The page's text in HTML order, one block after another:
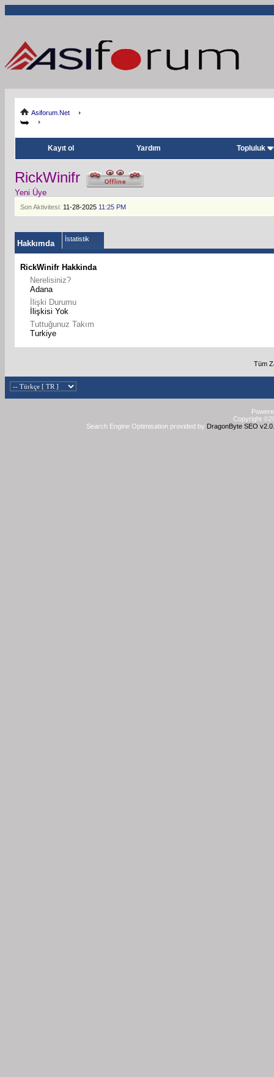
Asiforum.Net
Kayıt ol Yardım Topluluk
RickWinifr
Yeni Üye
Son Aktivitesi: 11-28-2025 11:25 PM
Hakkımda İstatistik
RickWinifr Hakkinda
Nerelisiniz?
Adana
İlişki Durumu
İlişkisi Yok
Tuttuğunuz Takım
Turkiye
Tüm
Copyright
Search Engine Optimisation provided by DragonByte SEO